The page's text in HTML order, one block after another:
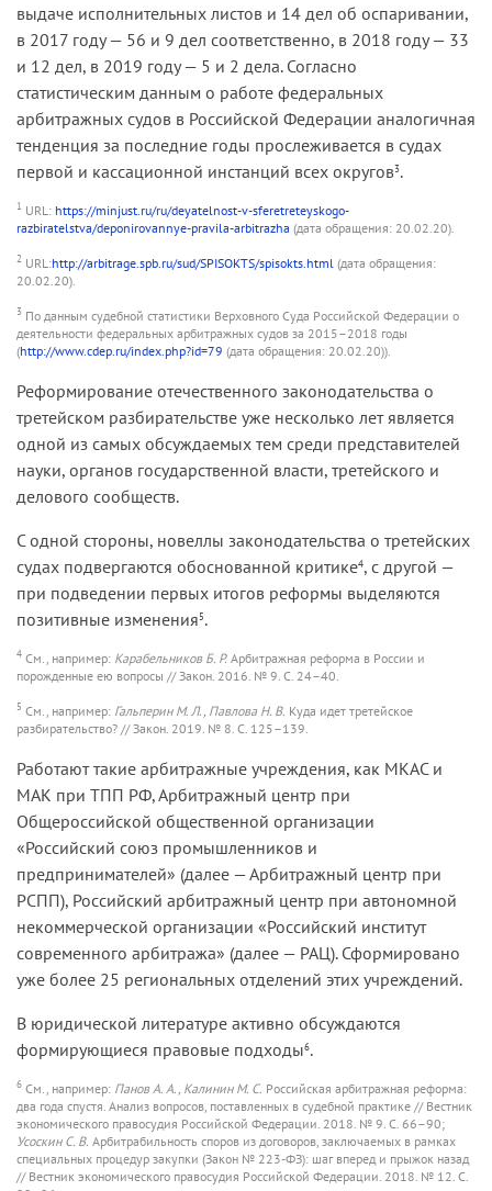
выдаче исполнительных листов и 14 дел об оспаривании,
в 2017 году — 56 и 9 дел соответственно, в 2018 году — 33
и 12 дел, в 2019 году — 5 и 2 дела. Согласно
статистическим данным о работе федеральных
арбитражных судов в Российской Федерации аналогичная
тенденция за последние годы прослеживается в судах
первой и кассационной инстанций всех округов3.
1 URL: https://minjust.ru/ru/deyatelnost-v-sferetreteyskogo-
razbiratelstva/deponirovannye-pravila-arbitrazha (дата обращения: 20.02.20).
2 URL:http://arbitrage.spb.ru/sud/SPISOKTS/spisokts.html (дата обращения:
20.02.20).
3 По данным судебной статистики Верховного Суда Российской Федерации о
деятельности федеральных арбитражных судов за 2015–2018 годы
(http://www.cdep.ru/index.php?id=79 (дата обращения: 20.02.20)).
Реформирование отечественного законодательства о
третейском разбирательстве уже несколько лет является
одной из самых обсуждаемых тем среди представителей
науки, органов государственной власти, третейского и
делового сообществ.
С одной стороны, новеллы законодательства о третейских
судах подвергаются обоснованной критике4, с другой —
при подведении первых итогов реформы выделяются
позитивные изменения5.
4 См., например: Карабельников Б. Р. Арбитражная реформа в России и
порожденные ею вопросы // Закон. 2016. № 9. С. 24–40.
5 См., например: Гальперин М. Л., Павлова Н. В. Куда идет третейское
разбирательство? // Закон. 2019. № 8. С. 125–139.
Работают такие арбитражные учреждения, как МКАС и
МАК при ТПП РФ, Арбитражный центр при
Общероссийской общественной организации
«Российский союз промышленников и
предпринимателей» (далее — Арбитражный центр при
РСПП), Российский арбитражный центр при автономной
некоммерческой организации «Российский институт
современного арбитража» (далее — РАЦ). Сформировано
уже более 25 региональных отделений этих учреждений.
В юридической литературе активно обсуждаются
формирующиеся правовые подходы6.
6 См., например: Панов А. А., Калинин М. С. Российская арбитражная реформа:
два года спустя. Анализ вопросов, поставленных в судебной практике // Вестник
экономического правосудия Российской Федерации. 2018. № 9. С. 66–90;
Усоскин C. В. Арбитрабильность споров из договоров, заключаемых в рамках
специальных процедур закупки (Закон № 223-ФЗ): шаг вперед и прыжок назад
// Вестник экономического правосудия Российской Федерации. 2018. № 12. С.